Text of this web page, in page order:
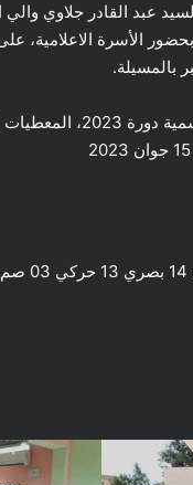
حضر صبيحة اليوم الأحد 11 جوان 2023
وبحضور الأسرة